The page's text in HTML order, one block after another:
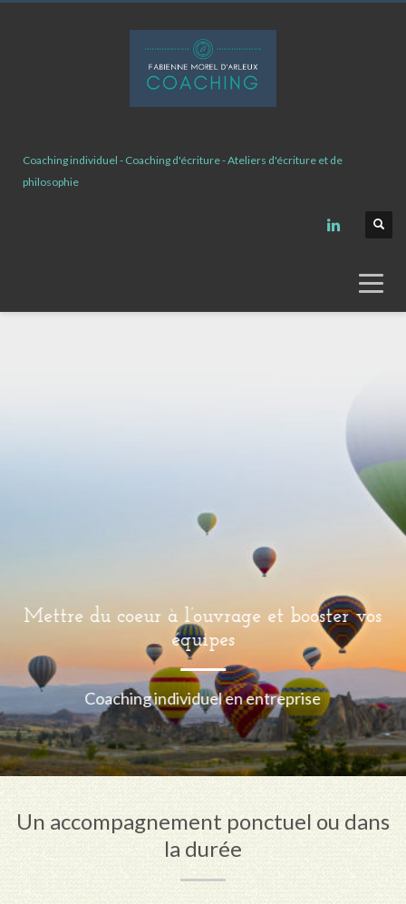
Coaching individuel - Coaching d'écriture - Ateliers d'écriture et de
philosophie
Mettre du coeur à l’ouvrage et booster vos
équipes
Coaching individuel en entreprise
Un accompagnement ponctuel ou dans
la durée